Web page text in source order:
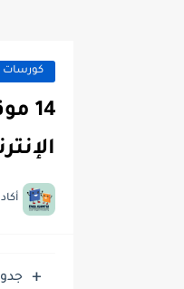
كورسات
14